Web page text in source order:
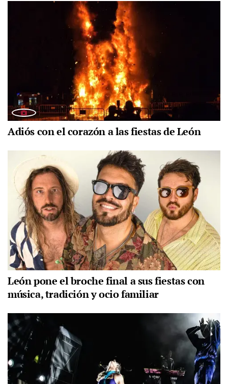
Adiós con el corazón a las fiestas de León
León pone el broche final a sus fiestas con
música, tradición y ocio familiar